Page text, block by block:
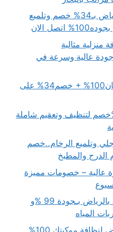
شركة تنظيف سيراميك بالرياض بـ34% خصم وتلميع
الان
مثالية
عالية وسرعة في
تكسير جدران بالرياض بضمان100% + خصم34% على
تنظيف بساجر بـ33%خصم لتنظيف وتعقيم شاملة
وتلميع الرخام..خصم
عالية – خصومات مميزة
شركة كشف تسربات المياه بالرياض بـجودة 99 %و
شركة تنظيف موكيت بالرياض لنظافة موكيتك 100%